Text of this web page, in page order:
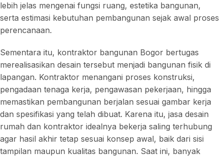
lebih jelas mengenai fungsi ruang, estetika bangunan,
serta estimasi kebutuhan pembangunan sejak awal proses
perencanaan.
Sementara itu, kontraktor bangunan Bogor bertugas
merealisasikan desain tersebut menjadi bangunan fisik di
lapangan. Kontraktor menangani proses konstruksi,
pengadaan tenaga kerja, pengawasan pekerjaan, hingga
memastikan pembangunan berjalan sesuai gambar kerja
dan spesifikasi yang telah dibuat. Karena itu, jasa desain
rumah dan kontraktor idealnya bekerja saling terhubung
agar hasil akhir tetap sesuai konsep awal, baik dari sisi
tampilan maupun kualitas bangunan. Saat ini, banyak